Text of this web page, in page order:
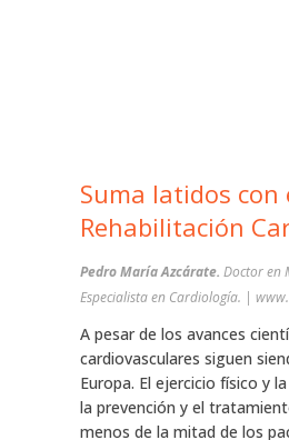
Suma latidos con
Rehabilitación
Pedro María Azcárate. Doctor en
Especialista en Cardiología. |
A pesar de los avances
cardiovasculares siguen
Europa. El ejercicio físico y
la prevención y el
menos de la mitad de los